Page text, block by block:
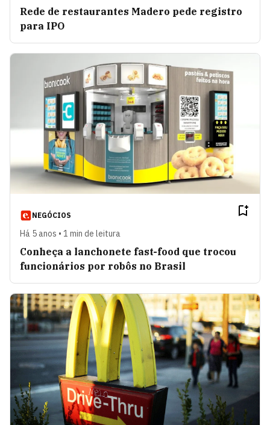
Rede de restaurantes Madero pede registro
para IPO
NEGÓCIOS
Há 5 anos • 1 min de leitura
Conheça a lanchonete fast-food que trocou
funcionários por robôs no Brasil